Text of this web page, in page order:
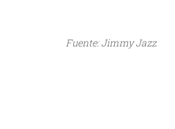
Fuente: Jimmy Jazz///